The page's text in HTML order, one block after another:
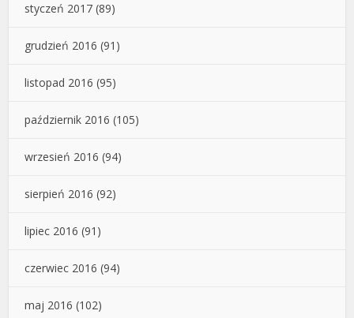
styczeń 2017 (89)
grudzień 2016 (91)
listopad 2016 (95)
październik 2016 (105)
wrzesień 2016 (94)
sierpień 2016 (92)
lipiec 2016 (91)
czerwiec 2016 (94)
maj 2016 (102)